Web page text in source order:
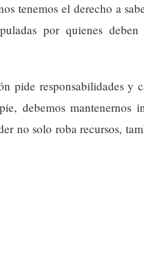
tenemos el derecho a
por quienes deben
pide responsabilidades y
debemos mantenernos
no solo roba recursos,